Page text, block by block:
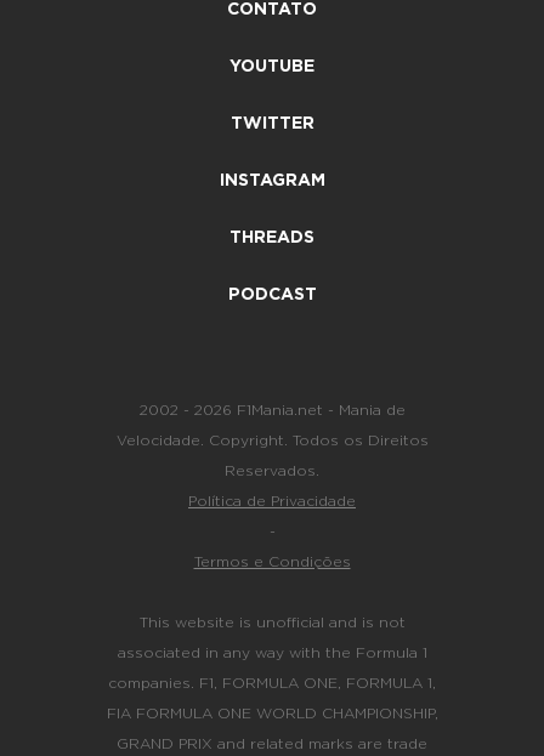
CONTATO
YOUTUBE
TWITTER
INSTAGRAM
THREADS
PODCAST
2002 - 2026 F1Mania.net - Mania de
Velocidade. Copyright. Todos os Direitos
Reservados.
Política de Privacidade
-
Termos e Condições
This website is unofficial and is not
associated in any way with the Formula 1
companies. F1, FORMULA ONE, FORMULA 1,
FIA FORMULA ONE WORLD CHAMPIONSHIP,
GRAND PRIX and related marks are trade